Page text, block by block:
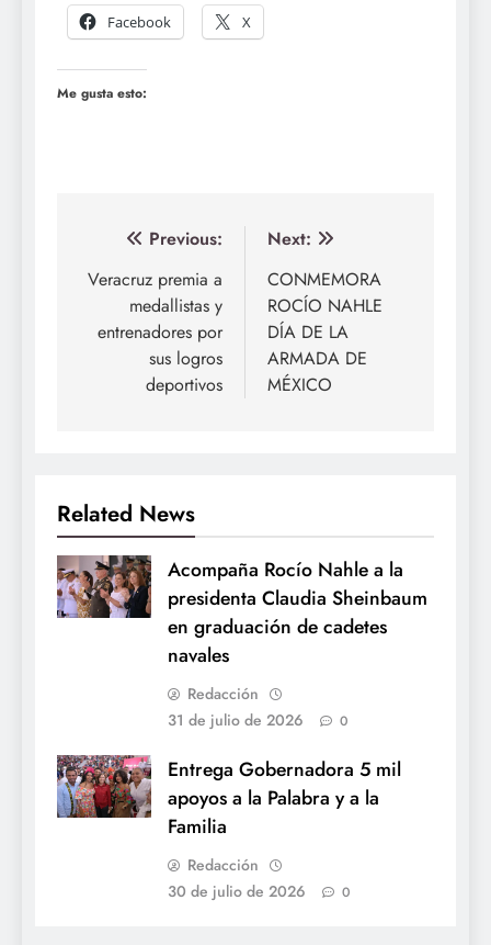
Facebook X
Me gusta esto:
Navegación
de
entradas
Previous:
Veracruz premia a
medallistas y
entrenadores por
sus logros
deportivos
Next:
CONMEMORA
ROCÍO NAHLE
DÍA DE LA
ARMADA DE
MÉXICO
Related News
Acompaña Rocío Nahle a la
presidenta Claudia Sheinbaum
en graduación de cadetes
navales
Redacción
31 de julio de 2026
0
Entrega Gobernadora 5 mil
apoyos a la Palabra y a la
Familia
Redacción
30 de julio de 2026
0